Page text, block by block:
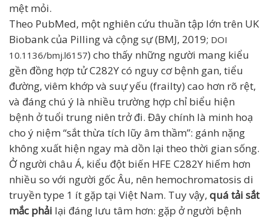
mệt mỏi.
Theo PubMed, một nghiên cứu thuần tập lớn trên UK
Biobank của Pilling và cộng sự (BMJ, 2019; DOI
10.1136/bmj.l6157) cho thấy những người mang kiểu
gền đồng hợp tử C282Y có nguy cơ bệnh gan, tiểu
đường, viêm khớp và suự yếu (frailty) cao hơn rõ rệt,
và đáng chú ý là nhiều trường hợp chỉ biểu hiện
bệnh ở tuổi trung niên trở đi. Đây chính là minh hoạ
cho ý niệm “sắt thừa tích lũy âm thầm”: gánh nặng
không xuất hiện ngay mà dồn lại theo thời gian sống.
Ở người châu Á, kiểu đột biến HFE C282Y hiếm hơn
nhiều so với người gốc Âu, nên hemochromatosis di
truyền type 1 ít gặp tại Việt Nam. Tuy vậy, quá tải sắt
mắc phải lại đáng lưu tâm hơn: gặp ở người bệnh